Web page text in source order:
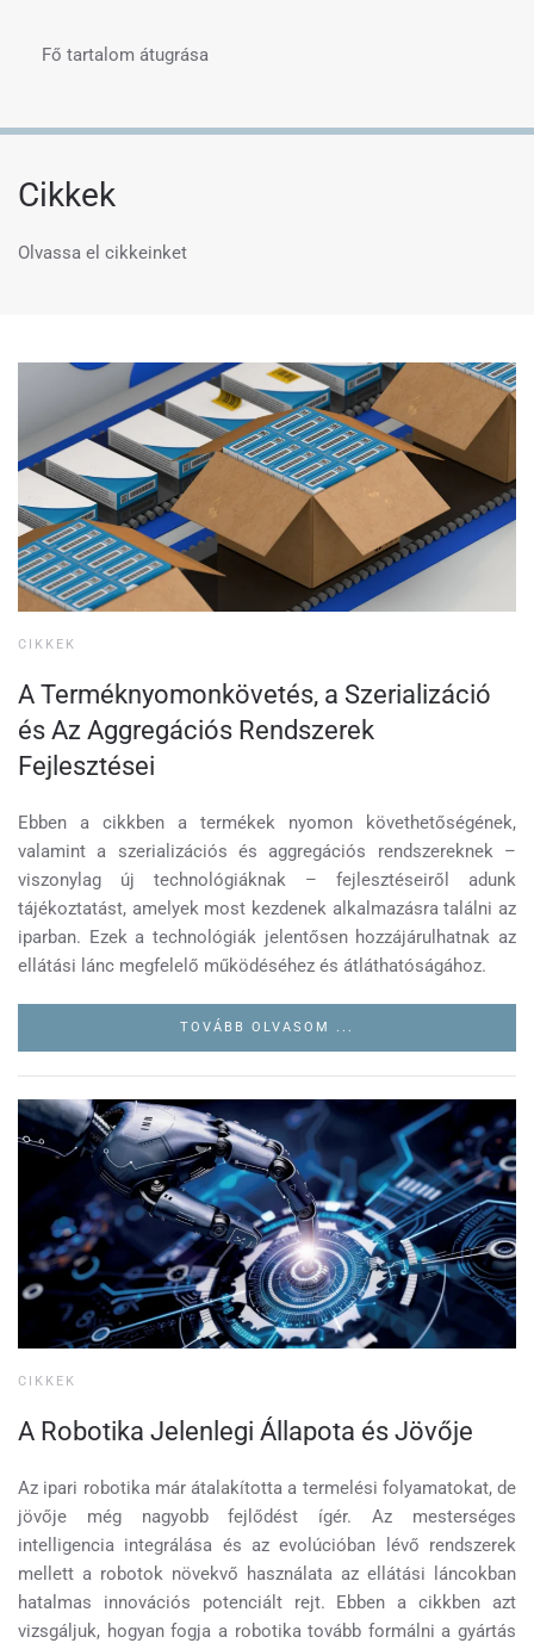
Fő tartalom átugrása
Cikkek
Olvassa el cikkeinket
CIKKEK
A Terméknyomonkövetés, a Szerializáció
és Az Aggregációs Rendszerek
Fejlesztései
Ebben a cikkben a termékek nyomon követhetőségének,
valamint a szerializációs és aggregációs rendszereknek –
viszonylag új technológiáknak – fejlesztéseiről adunk
tájékoztatást, amelyek most kezdenek alkalmazásra találni az
iparban. Ezek a technológiák jelentősen hozzájárulhatnak az
ellátási lánc megfelelő működéséhez és átláthatóságához.
TOVÁBB OLVASOM ...
CIKKEK
A Robotika Jelenlegi Állapota és Jövője
Az ipari robotika már átalakította a termelési folyamatokat, de
jövője még nagyobb fejlődést ígér. Az mesterséges
intelligencia integrálása és az evolúcióban lévő rendszerek
mellett a robotok növekvő használata az ellátási láncokban
hatalmas innovációs potenciált rejt. Ebben a cikkben azt
vizsgáljuk, hogyan fogja a robotika tovább formálni a gyártás